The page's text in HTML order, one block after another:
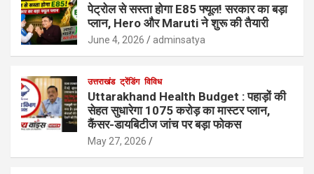
पेट्रोल से सस्ता होगा E85 फ्यूल! सरकार का बड़ा
प्लान, Hero और Maruti ने शुरू की तैयारी
June 4, 2026 adminsatya
उत्तराखंड ट्रेंडिंग विविध
Uttarakhand Health Budget : पहाड़ों की
सेहत सुधारेगा 1075 करोड़ का मास्टर प्लान,
कैंसर-डायबिटीज जांच पर बड़ा फोकस
May 27, 2026